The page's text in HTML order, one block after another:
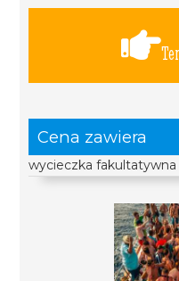
Cena zawiera
wycieczka fakultatywna